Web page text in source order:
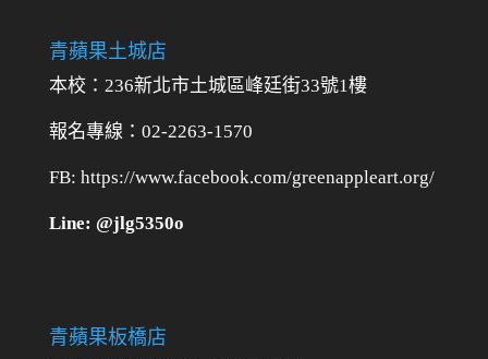
青蘋果土城店
本校：236新北市土城區峰廷街33號1樓
報名專線：02-2263-1570
FB: https://www.facebook.com/greenappleart.org/
Line: @jlg5350o
青蘋果板橋店